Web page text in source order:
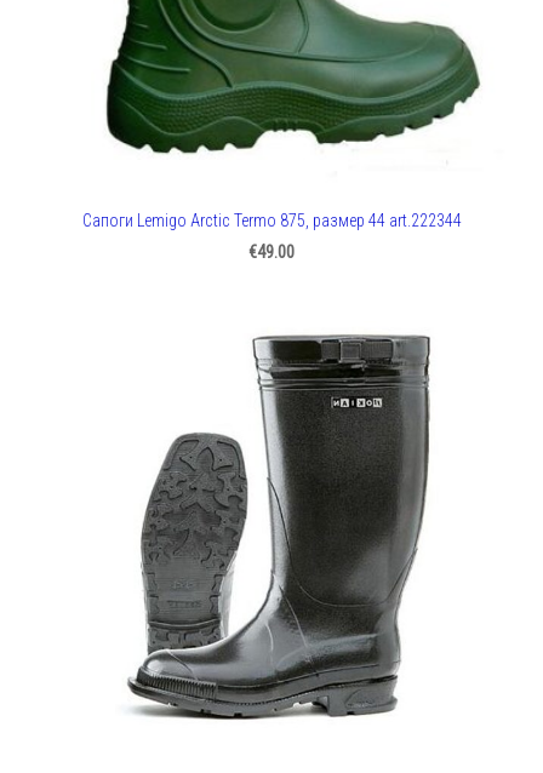
Сапоги Lemigo Arctic Termo 875, размер 44 art.222344
€49.00